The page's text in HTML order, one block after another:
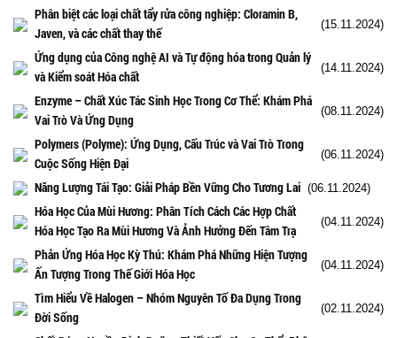
Phân biệt các loại chất tẩy rửa công nghiệp: Cloramin B,
Javen, và các chất thay thế
(15.11.2024)
Ứng dụng của Công nghệ AI và Tự động hóa trong Quản lý
và Kiểm soát Hóa chất
(14.11.2024)
Enzyme – Chất Xúc Tác Sinh Học Trong Cơ Thể: Khám Phá
Vai Trò Và Ứng Dụng
(08.11.2024)
Polymers (Polyme): Ứng Dụng, Cấu Trúc và Vai Trò Trong
Cuộc Sống Hiện Đại
(06.11.2024)
Năng Lượng Tái Tạo: Giải Pháp Bền Vững Cho Tương Lai (06.11.2024)
Hóa Học Của Mùi Hương: Phân Tích Cách Các Hợp Chất
Hóa Học Tạo Ra Mùi Hương Và Ảnh Hưởng Đến Tâm Trạ
(04.11.2024)
Phản Ứng Hóa Học Kỳ Thú: Khám Phá Những Hiện Tượng
Ấn Tượng Trong Thế Giới Hóa Học
(04.11.2024)
Tìm Hiểu Về Halogen – Nhóm Nguyên Tố Đa Dụng Trong
Đời Sống
(02.11.2024)